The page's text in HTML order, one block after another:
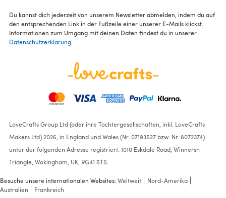
Du kannst dich jederzeit von unserem Newsletter abmelden, indem du auf
den entsprechenden Link in der Fußzeile einer unserer E-Mails klickst.
Informationen zum Umgang mit deinen Daten findest du in unserer
Datenschutzerklärung
LoveCrafts Group Ltd (oder ihre Tochtergesellschaften, inkl. LoveCrafts
Makers Ltd) 2026, in England und Wales (Nr. 07193527 bzw. Nr. 8072374)
unter der folgenden Adresse registriert: 1010 Eskdale Road, Winnersh
Triangle, Wokingham, UK, RG41 5TS.
Besuche unsere internationalen Websites:Weltweit
Nord-Amerika
Australien
Frankreich